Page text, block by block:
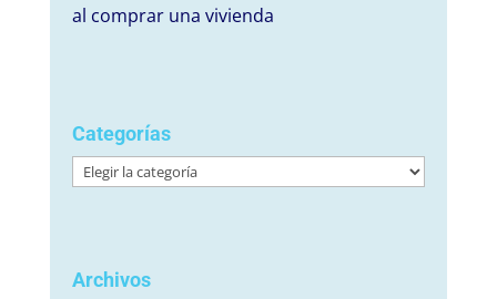
al comprar una vivienda
Categorías
Categorías
Archivos